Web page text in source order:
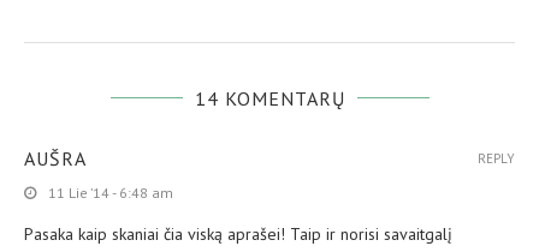
14 KOMENTARŲ
AUŠRA
11 Lie ’14 - 6:48 am
Pasaka kaip skaniai čia viską aprašei! Taip ir norisi savaitgalį
REPLY